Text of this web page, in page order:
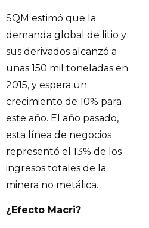
SQM estimó que la
demanda global de litio y
sus derivados alcanzó a
unas 150 mil toneladas en
2015, y espera un
crecimiento de 10% para
este año. El año pasado,
esta línea de negocios
representó el 13% de los
ingresos totales de la
minera no metálica.
¿Efecto Macri?